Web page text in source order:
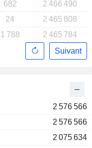
2 576 566
2 576 566
2 075 634
682
2 466 490
24
2 465 808
1 788
2 465 784
Suivant